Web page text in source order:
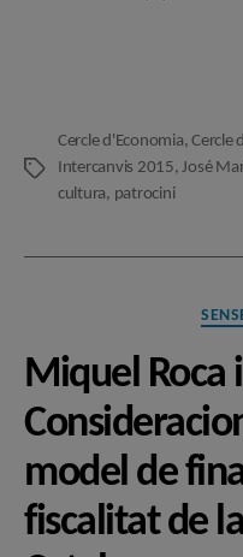
Etiquetes
Cercle d'Economia,Cercle
Intercanvis 2015,José
cultura, patrocini
Miquel Roca
model de
fiscalitat de